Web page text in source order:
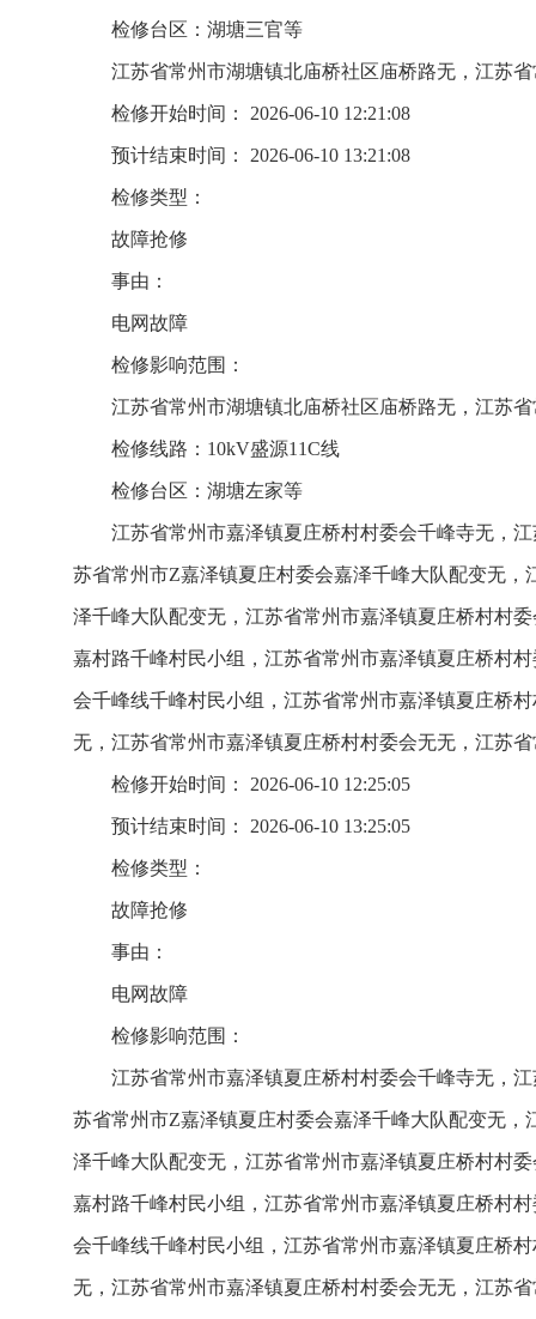
检修台区：湖塘三官等
江苏省常州市湖塘镇北庙桥社区庙桥路无，江苏
检修开始时间： 2026-06-10 12:21:08
预计结束时间： 2026-06-10 13:21:08
检修类型：
故障抢修
事由：
电网故障
检修影响范围：
江苏省常州市湖塘镇北庙桥社区庙桥路无，江苏
检修线路：10kV盛源11C线
检修台区：湖塘左家等
江苏省常州市嘉泽镇夏庄桥村村委会千峰寺无，
苏省常州市Z嘉泽镇夏庄村委会嘉泽千峰大队配变无
泽千峰大队配变无，江苏省常州市嘉泽镇夏庄桥村村
嘉村路千峰村民小组，江苏省常州市嘉泽镇夏庄桥村
会千峰线千峰村民小组，江苏省常州市嘉泽镇夏庄桥
无，江苏省常州市嘉泽镇夏庄桥村村委会无无，江苏
检修开始时间： 2026-06-10 12:25:05
预计结束时间： 2026-06-10 13:25:05
检修类型：
故障抢修
事由：
电网故障
检修影响范围：
江苏省常州市嘉泽镇夏庄桥村村委会千峰寺无，
苏省常州市Z嘉泽镇夏庄村委会嘉泽千峰大队配变无
泽千峰大队配变无，江苏省常州市嘉泽镇夏庄桥村村
嘉村路千峰村民小组，江苏省常州市嘉泽镇夏庄桥村
会千峰线千峰村民小组，江苏省常州市嘉泽镇夏庄桥
无，江苏省常州市嘉泽镇夏庄桥村村委会无无，江苏